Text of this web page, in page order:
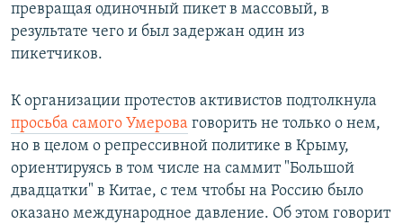
превращая одиночный пикет в массовый, в
результате чего и был задержан один из
пикетчиков.
К организации протестов активистов подтолкнула
просьба самого Умерова говорить не только о нем,
но в целом о репрессивной политике в Крыму,
ориентируясь в том числе на саммит "Большой
двадцатки" в Китае, с тем чтобы на Россию было
оказано международное давление. Об этом говорит